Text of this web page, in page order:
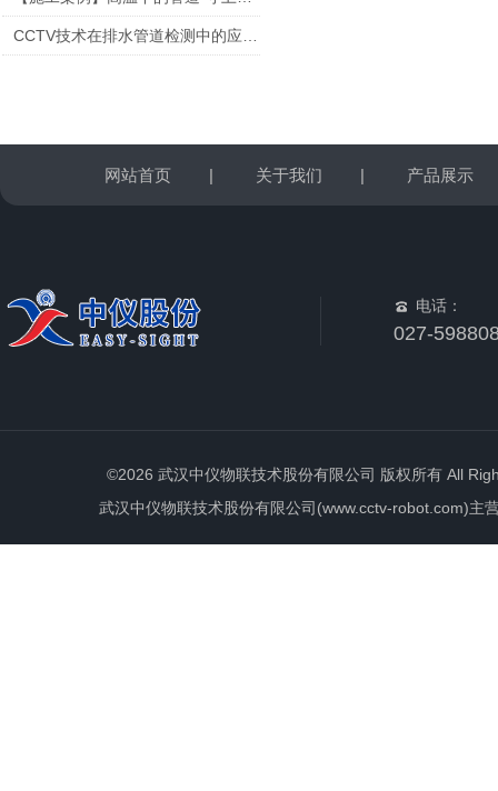
网站首页 | 关于我们 | 产品展示
电话：
027-
©2026 武汉中仪物联技术股份有限公司 版权所有 All
武汉中仪物联技术股份有限公司(www.cctv-robot.com)主